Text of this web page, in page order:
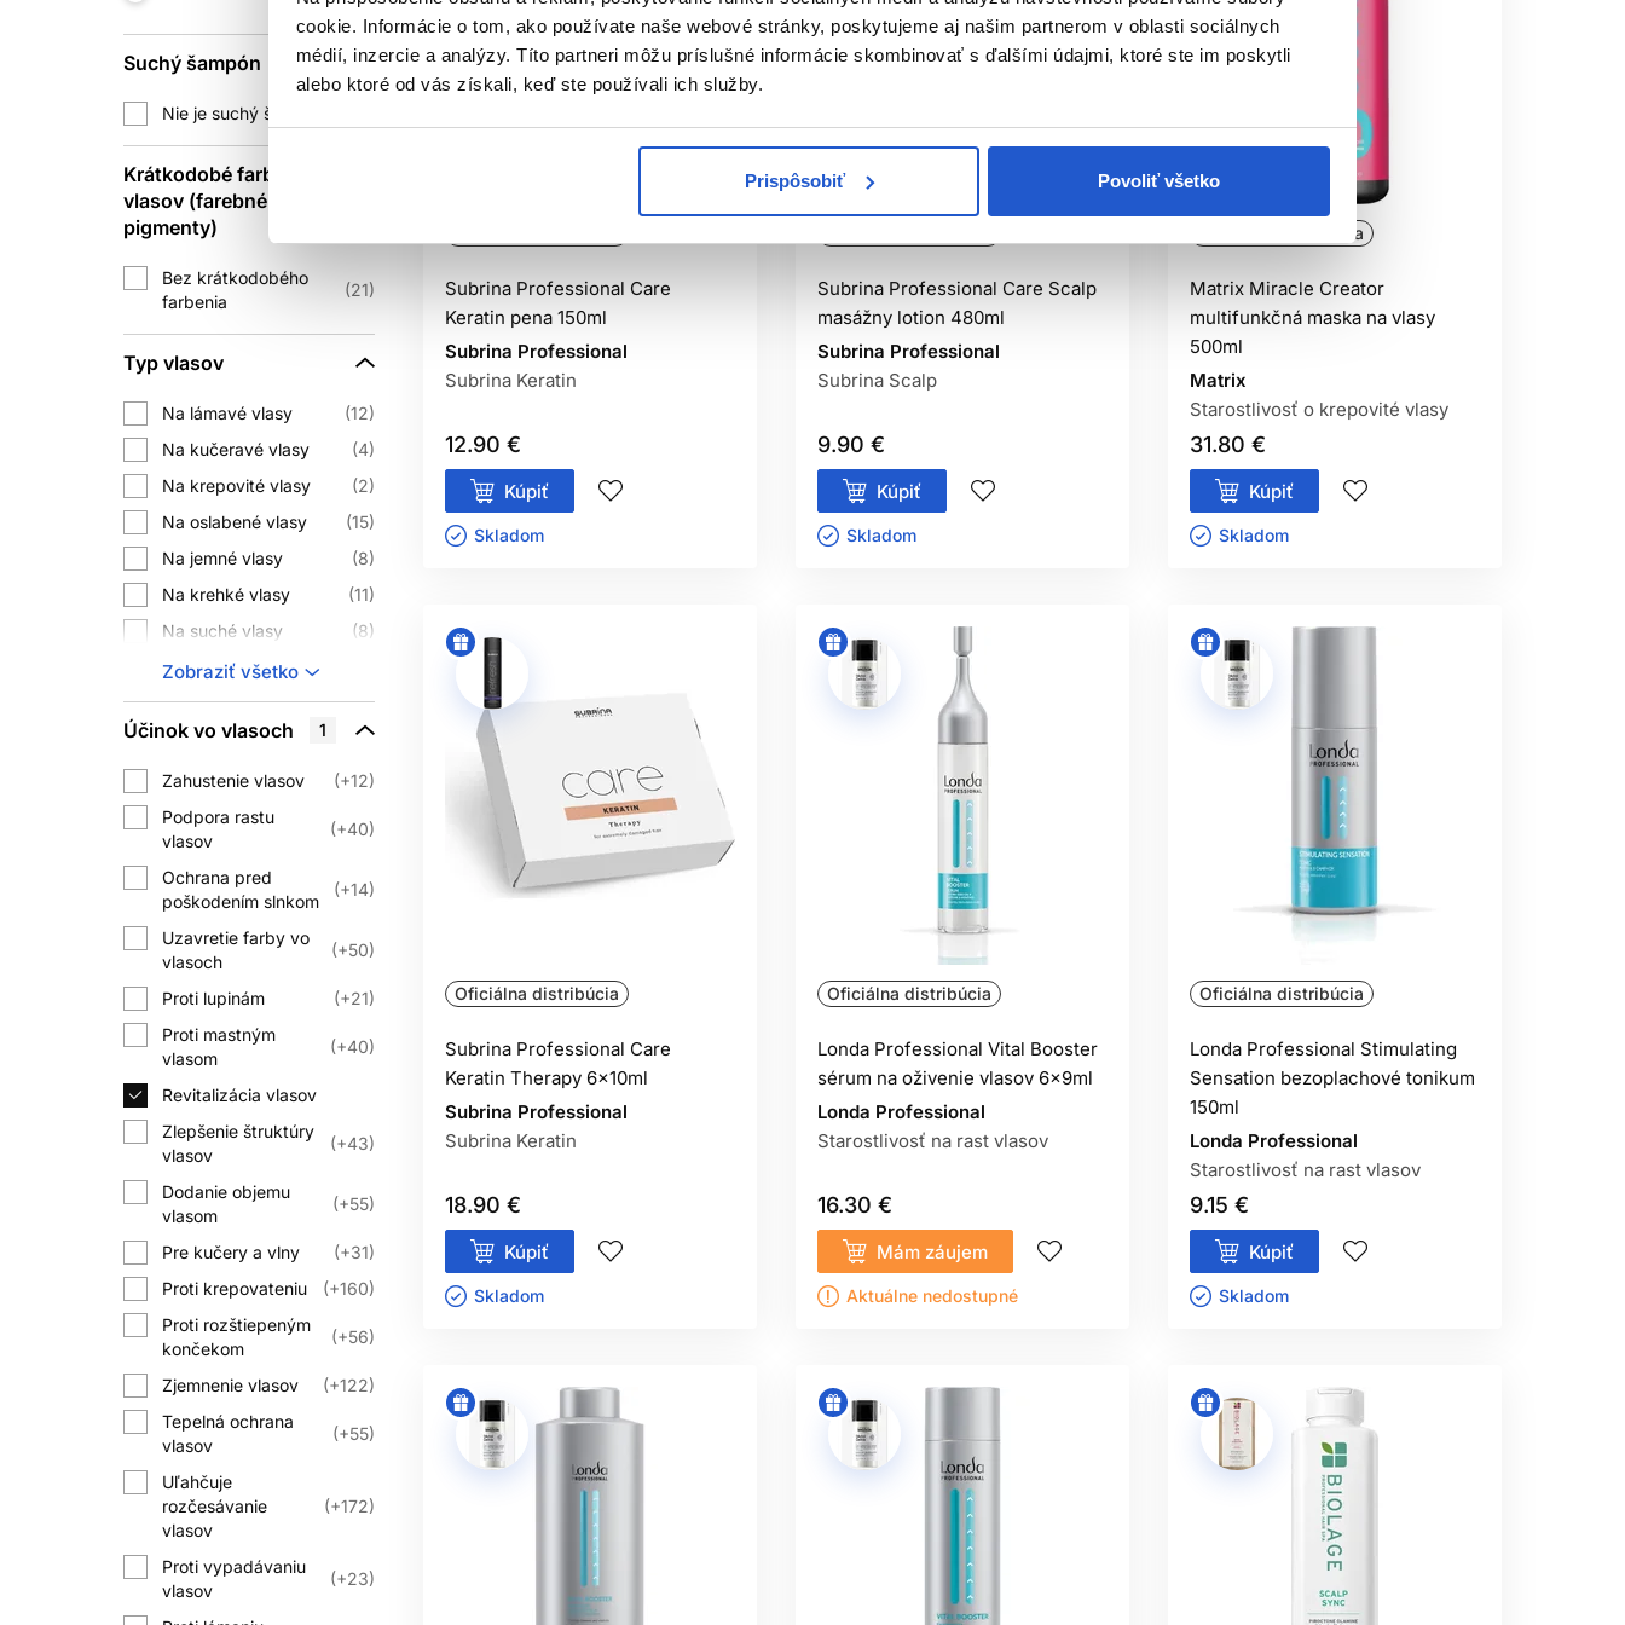
cookie. Informácie o tom, ako používate naše webové stránky, poskytujeme aj našim partnerom v oblasti sociálnych
médií, inzercie a analýzy. Títo partneri môžu príslušné informácie skombinovať s ďalšími údajmi, ktoré ste im poskytli
alebo ktoré od vás získali, keď ste používali ich služby.
Prispôsobiť Povoliť všetko
Suchý šampón
Nie je suchý šampón
Krátkodobé farbenie
vlasov (farebné
pigmenty)
Bez krátkodobého
farbenia
21
Typ vlasov
Na lámavé vlasy
12
Na kučeravé vlasy
4
Na krepovité vlasy
2
Na oslabené vlasy
15
Na jemné vlasy
8
Na krehké vlasy
11
Na suché vlasy
8
Na poškodené vlasy
Na všetky typy vlasov
11
Zobraziť všetko
Účinok vo vlasoch 1
Zahustenie vlasov
+12
Podpora rastu
vlasov
+40
Ochrana pred
poškodením slnkom
+14
Uzavretie farby vo
vlasoch
+50
Proti lupinám
+21
Proti mastným
vlasom
+40
Revitalizácia vlasov
Zlepšenie štruktúry
vlasov
+43
Dodanie objemu
vlasom
+55
Pre kučery a vlny
+31
Proti krepovateniu
+160
Proti rozštiepeným
končekom
+56
Zjemnenie vlasov
+122
Tepelná ochrana
vlasov
+55
Uľahčuje
rozčesávanie
vlasov
+172
Proti vypadávaniu
vlasov
+23
Subrina Professional Care
Keratin pena 150ml
Subrina Professional
Subrina Keratin
12.90 €
Kúpiť
Skladom ㅤ
Subrina Professional Care Scalp
masážny lotion 480ml
Subrina Professional
Subrina Scalp
9.90 €
Kúpiť
Skladom ㅤ
Oficiálna distribúcia
Matrix Miracle Creator
multifunkčná maska na vlasy
500ml
Matrix
Starostlivosť o krepovité vlasy
31.80 €
Kúpiť
Skladom ㅤ
Oficiálna distribúcia
Subrina Professional Care
Keratin Therapy 6x10ml
Subrina Professional
Subrina Keratin
18.90 €
Kúpiť
Skladom ㅤ
Oficiálna distribúcia
Londa Professional Vital Booster
sérum na oživenie vlasov 6x9ml
Londa Professional
Starostlivosť na rast vlasov
16.30 €
Mám záujem
Aktuálne nedostupné
Oficiálna distribúcia
Londa Professional Stimulating
Sensation bezoplachové tonikum
150ml
Londa Professional
Starostlivosť na rast vlasov
9.15 €
Kúpiť
Skladom ㅤ